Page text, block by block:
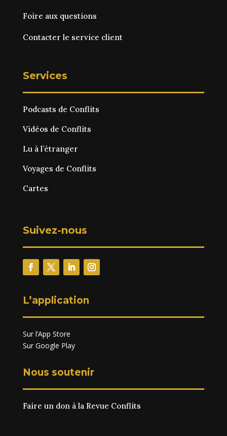
Foire aux questions
Contacter le service client
Services
Podcasts de Conflits
Vidéos de Conflits
Lu à l’étranger
Voyages de Conflits
Cartes
Suivez-nous
L’application
Sur l’App Store
Sur Google Play
Nous soutenir
Faire un don à la Revue Conflits